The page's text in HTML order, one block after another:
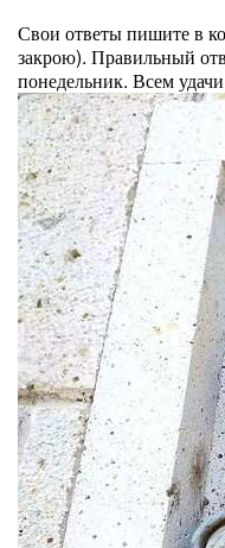
Свои ответы пишите в
закрою). Правильный
понедельник. Всем